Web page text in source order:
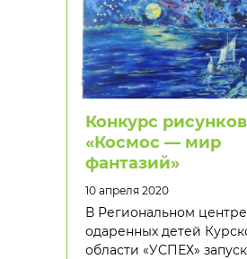
Конкурс рисунков
«Космос — мир
фантазий»
10 апреля 2020
В Региональном центре
одаренных детей
области «УСПЕХ»